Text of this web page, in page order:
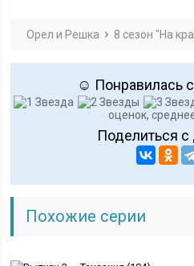
Орел и Решка 8 сезон "На
☺ Понравилась
оценок,
Поделиться с
Похожие серии